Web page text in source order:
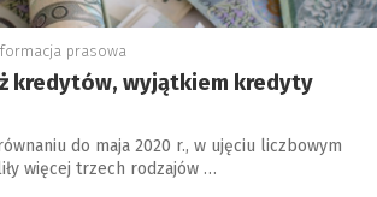
prasowa
kredytów, wyjątkiem kredyty
do maja 2020 r., w ujęciu liczbowym
więcej trzech rodzajów …